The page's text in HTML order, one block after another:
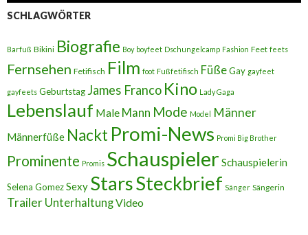
SCHLAGWÖRTER
Barfuß Bikini Biografie Boy boyfeet Dschungelcamp Fashion Feet feets
Fernsehen Fetifisch Film foot Fußfetifisch FüßeGay gayfeet
gayfeets Geburtstag James Franco Kino Lady Gaga
Lebenslauf Male Mann Mode Model Männer
Männerfüße Nackt Promi-News Promi Big Brother
Prominente Promis Schauspieler Schauspielerin
Selena GomezSexy StarsSteckbrief Sänger Sängerin
Trailer UnterhaltungVideo